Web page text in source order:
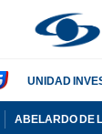
UNIDAD
ABELARDO DE